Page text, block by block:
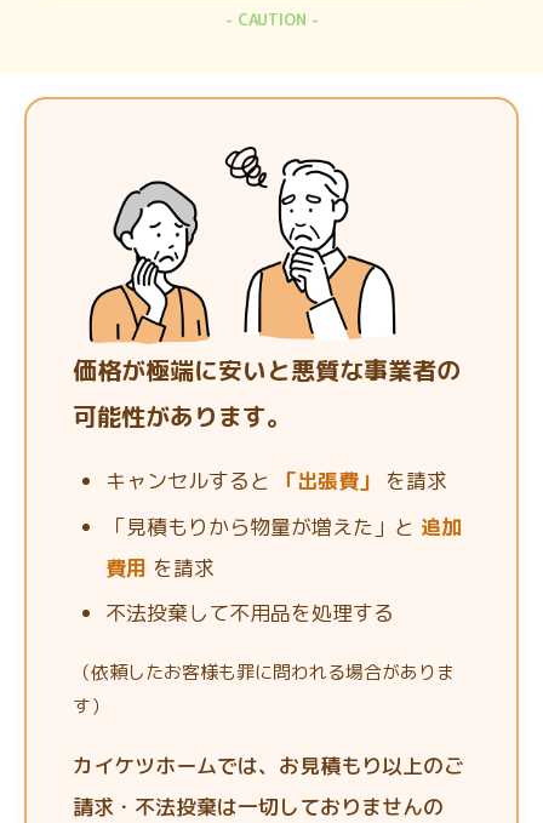
CAUTION
価格が極端に安いと悪質な事業者の
可能性があります。
キャンセルすると 「出張費」
を請求
「見積もりから物量が増えた」と 追加
費用 を請求
不法投棄して不用品を処理する
（依頼したお客様も罪に問われる場合がありま
す）
カイケツホームでは、お見積もり以上のご
請求・不法投棄は一切しておりませんの